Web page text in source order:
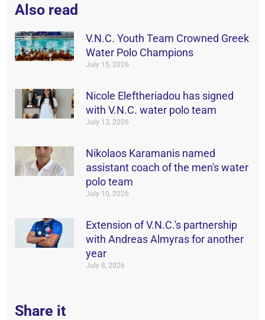
Also read
V.N.C. Youth Team Crowned Greek
Water Polo Champions
July 15, 2026
Nicole Eleftheriadou has signed
with V.N.C. water polo team
July 13, 2026
Nikolaos Karamanis named
assistant coach of the men's water
polo team
July 10, 2026
Extension of V.N.C.'s partnership
with Andreas Almyras for another
year
July 8, 2026
Share it